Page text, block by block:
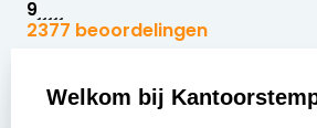
9
2377 beoordelingen
Zakelijk:
Welkom bij